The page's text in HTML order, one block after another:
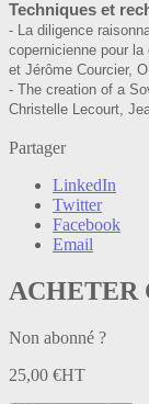
Techniques et
- La diligence
copernicienne pour
et Jérôme Courcier,
- The creation of a
Christelle Lecourt,
Partager
LinkedIn
Twitter
Facebook
Email
ACHETER
Non abonné ?
25,00 €HT